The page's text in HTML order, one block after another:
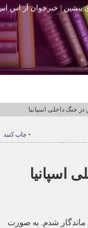
پیشین | خبرخوان آر اس
در جنگ داخلی اسپانیا
• چاپ کنید
اسپانیا
ماندگار شدم. به صورت